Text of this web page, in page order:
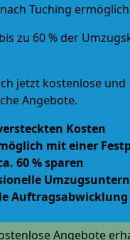
Tuching
zu 60 % der
jetzt kostenlose und
Angebote.
Kosten
mit einer
60 % sparen
Auftragsabwicklung
Angebote